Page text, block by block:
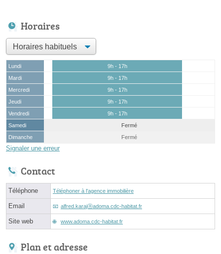
Horaires
Lundi
9h - 17h
Mardi
9h - 17h
Mercredi
9h - 17h
Jeudi
9h - 17h
Vendredi
9h - 17h
Samedi
Fermé
Dimanche
Fermé
Signaler une erreur
Contact
Téléphone Téléphoner à l'agence immobilière
Email alfred.karajⓐadoma.cdc-habitat.fr
Site web www.adoma.cdc-habitat.fr
Plan et adresse